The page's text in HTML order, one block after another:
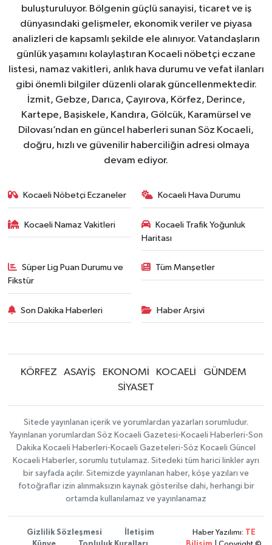
buluşturuluyor. Bölgenin güçlü sanayisi, ticaret ve iş
dünyasındaki gelişmeler, ekonomik veriler ve piyasa
analizleri de kapsamlı şekilde ele alınıyor. Vatandaşların
günlük yaşamını kolaylaştıran Kocaeli nöbetçi eczane
listesi, namaz vakitleri, anlık hava durumu ve vefat ilanları
gibi önemli bilgiler düzenli olarak güncellenmektedir.
İzmit, Gebze, Darıca, Çayırova, Körfez, Derince,
Kartepe, Başiskele, Kandıra, Gölcük, Karamürsel ve
Dilovası’ndan en güncel haberleri sunan Söz Kocaeli,
doğru, hızlı ve güvenilir haberciliğin adresi olmaya
devam ediyor.
Kocaeli Nöbetçi Eczaneler Kocaeli Hava Durumu
Kocaeli Namaz Vakitleri
Kocaeli Trafik Yoğunluk
Haritası
Süper Lig Puan Durumu ve
Fikstür
Tüm Manşetler
Son Dakika Haberleri Haber Arşivi
KÖRFEZ ASAYİŞ EKONOMİ KOCAELİ
GÜNDEM
SİYASET
Sitede yayınlanan içerik ve yorumlardan yazarları sorumludur.
Yayınlanan yorumlardan Söz Kocaeli Gazetesi-Kocaeli Haberleri-Son
Dakika Kocaeli Haberleri-Kocaeli Gazeteleri-Söz Kocaeli Güncel
Kocaeli Haberler, sorumlu tutulamaz. Sitedeki tüm harici linkler ayrı
bir sayfada açılır. Sitemizde yayınlanan haber, köşe yazıları ve
fotoğraflar izin alınmaksızın kaynak gösterilse dahi, herhangi bir
ortamda kullanılamaz ve yayınlanamaz
Gizlilik Sözleşmesi
İletişim
Haber Yazılımı:
TE